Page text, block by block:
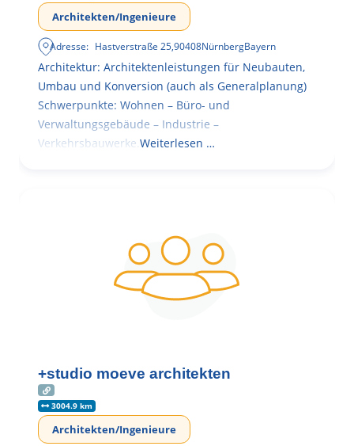
Architekten/Ingenieure
Adresse: Hastverstraße 25,90408NürnbergBayern
Architektur: Architektenleistungen für Neubauten,
Umbau und Konversion (auch als Generalplanung)
Schwerpunkte: Wohnen – Büro- und
Verwaltungsgebäude – Industrie –
Verkehrsbauwerke. Weiterlesen …
+studio moeve architekten
3004.9 km
Architekten/Ingenieure